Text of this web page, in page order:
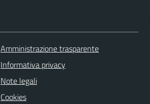
Amministrazione trasparente
Informativa privacy
Note legali
Cookies